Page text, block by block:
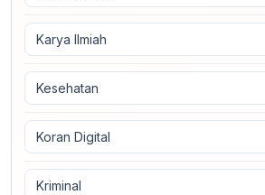
Karya Ilmiah
Kesehatan
Koran Digital
Kriminal